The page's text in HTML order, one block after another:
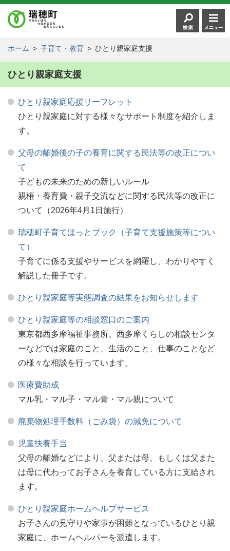
ホーム > 子育て・教育 > ひとり親家庭支援
ひとり親家庭支援
ひとり親家庭応援リーフレット
ひとり親家庭に対する様々なサポート制度を紹介しま
す。
父母の離婚後の子の養育に関する民法等の改正につい
て
子どもの未来のための新しいルール
親権・養育費・親子交流などに関する民法等の改正に
ついて（2026年4月1日施行）
瑞穂町子育てほっとブック（子育て支援施策等につい
て）
子育てに係る支援やサービスを網羅し、わかりやすく
解説した冊子です。
ひとり親家庭等実態調査の結果をお知らせします
ひとり親家庭等の相談窓口のご案内
東京都西多摩福祉事務所、西多摩くらしの相談センタ
ーなどでは家庭のこと、生活のこと、仕事のことなど
の様々な相談を行っています。
医療費助成
マル乳・マル子・マル青・マル親について
廃棄物処理手数料（ごみ袋）の減免について
児童扶養手当
父母の離婚などにより、父または母、もしくは父また
は母に代わってお子さんを養育している方に支給され
ます。
ひとり親家庭ホームヘルプサービス
お子さんの見守りや家事が困難となっているひとり親
家庭に、ホームヘルパーを派遣します。